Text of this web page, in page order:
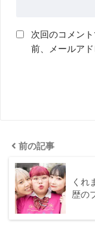
次回のコメン
前、メールアド
前の記事
くれ
歴の